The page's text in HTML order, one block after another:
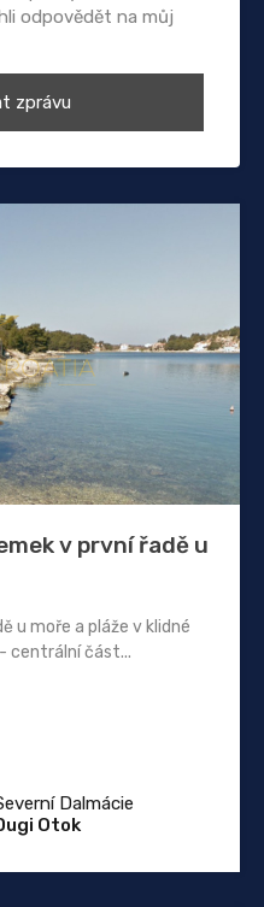
odpovědět na můj
zprávu
v první řadě u
u moře a pláže v klidné
centrální část...
Dalmácie
Otok